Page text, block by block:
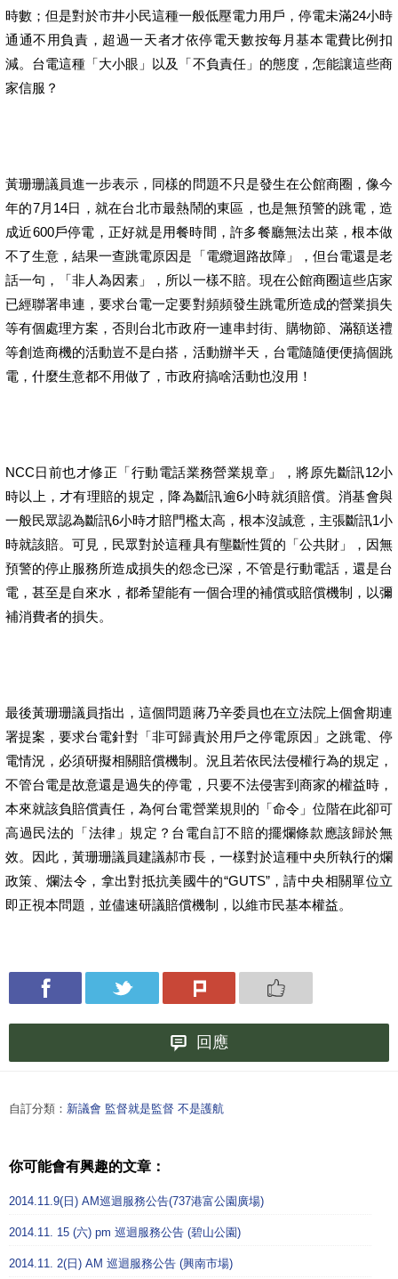
時數；但是對於市井小民這種一般低壓電力用戶，停電未滿24小時
通通不用負責，超過一天者才依停電天數按每月基本電費比例扣
減。台電這種「大小眼」以及「不負責任」的態度，怎能讓這些商
家信服？
黃珊珊議員進一步表示，同樣的問題不只是發生在公館商圈，像今
年的7月14日，就在台北市最熱鬧的東區，也是無預警的跳電，造
成近600戶停電，正好就是用餐時間，許多餐廳無法出菜，根本做
不了生意，結果一查跳電原因是「電纜迴路故障」，但台電還是老
話一句，「非人為因素」，所以一樣不賠。現在公館商圈這些店家
已經聯署串連，要求台電一定要對頻頻發生跳電所造成的營業損失
等有個處理方案，否則台北市政府一連串封街、購物節、滿額送禮
等創造商機的活動豈不是白搭，活動辦半天，台電隨隨便便搞個跳
電，什麼生意都不用做了，市政府搞啥活動也沒用！
NCC日前也才修正「行動電話業務營業規章」，將原先斷訊12小
時以上，才有理賠的規定，降為斷訊逾6小時就須賠償。消基會與
一般民眾認為斷訊6小時才賠門檻太高，根本沒誠意，主張斷訊1小
時就該賠。可見，民眾對於這種具有壟斷性質的「公共財」，因無
預警的停止服務所造成損失的怨念已深，不管是行動電話，還是台
電，甚至是自來水，都希望能有一個合理的補償或賠償機制，以彌
補消費者的損失。
最後黃珊珊議員指出，這個問題蔣乃辛委員也在立法院上個會期連
署提案，要求台電針對「非可歸責於用戶之停電原因」之跳電、停
電情況，必須研擬相關賠償機制。況且若依民法侵權行為的規定，
不管台電是故意還是過失的停電，只要不法侵害到商家的權益時，
本來就該負賠償責任，為何台電營業規則的「命令」位階在此卻可
高過民法的「法律」規定？台電自訂不賠的擺爛條款應該歸於無
效。因此，黃珊珊議員建議郝市長，一樣對於這種中央所執行的爛
政策、爛法令，拿出對抵抗美國牛的“GUTS”，請中央相關單位立
即正視本問題，並儘速研議賠償機制，以維市民基本權益。
回應
自訂分類： 新議會 監督就是監督 不是護航
你可能會有興趣的文章：
2014.11.9(日) AM巡迴服務公告(737港富公園廣場)
2014.11. 15 (六) pm 巡迴服務公告 (碧山公園)
2014.11. 2(日) AM 巡迴服務公告 (興南市場)